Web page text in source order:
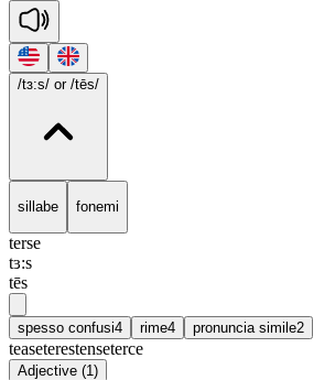
/tɜ:s/ or /tēs/
sillabe fonemi
terse
tɜ:s
tēs
spesso confusi4 rime4 pronuncia simile2
teaseterestenseterce
Adjective (1)